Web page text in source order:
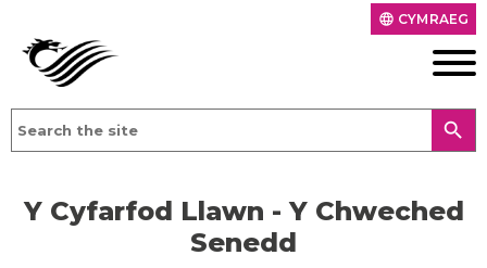
language CYMRAEG
search
Y Cyfarfod Llawn - Y Chweched
Senedd